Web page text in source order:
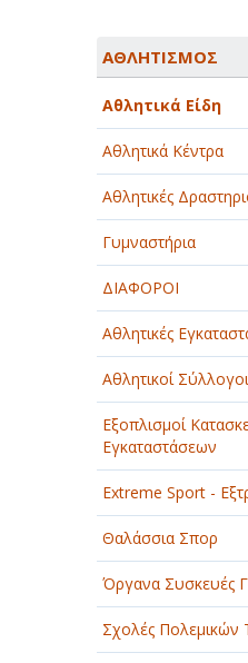
ΑΘΛΗΤΙΣΜΟΣ
ΑΥΤΟΚΙΝΗΤΑ -
ΔΙΑΣΚΕΔΑΣΗ -
ΔΙΑΦΗΜΙΣΗ - ΜΜΕ
ΕΚΚΛΗΣΙΕΣ -
ΣΩΜΑΤΕΙΑ
ΕΚΠΑΙΔΕΥΣΗ -
ΕΜΠΟΡΙΟ -
ΕΡΓΟΣΤΑΣΙΑ -
ΞΕΝΟΔΟΧΕΙΑ -
ΟΜΟΡΦΙΑ
ΠΑΡΟΧΗ
ΤΕΧΝΙΚΑ -
ΤΕΧΝΟΛΟΓΙΑ
ΑΘΛΗΤΙΣΜΟΣ
Αθλητικά Είδη
Αθλητικά Κέντρα
Αθλητικές
Γυμναστήρια
ΔΙΑΦΟΡΟΙ
Αθλητικές
Αθλητικοί Σύλλογοι
Εξοπλισμοί
Εγκαταστάσεων
Extreme Sport -
Θαλάσσια Σπορ
Όργανα Συσκευές
Σχολές Πολεμικών